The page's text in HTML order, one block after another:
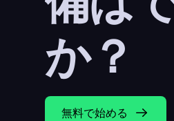
か？
無料で始める